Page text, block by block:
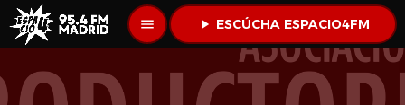
menu play_arrow ESCÚCHA ESPACIO4FM